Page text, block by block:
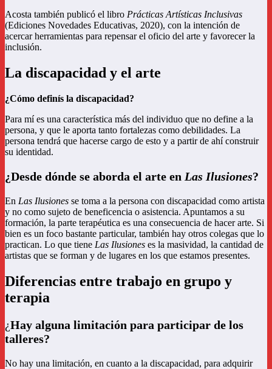
Acosta también publicó el libro Prácticas Artísticas Inclusivas
(Ediciones Novedades Educativas, 2020), con la intención de
acercar herramientas para repensar el oficio del arte y favorecer la
inclusión.
La discapacidad y el arte
¿Cómo definís la discapacidad?
Para mí es una característica más del individuo que no define a la
persona, y que le aporta tanto fortalezas como debilidades. La
persona tendrá que hacerse cargo de esto y a partir de ahí construir
su identidad.
¿Desde dónde se aborda el arte en Las Ilusiones?
En Las Ilusiones se toma a la persona con discapacidad como artista
y no como sujeto de beneficencia o asistencia. Apuntamos a su
formación, la parte terapéutica es una consecuencia de hacer arte. Si
bien es un foco bastante particular, también hay otros colegas que lo
practican. Lo que tiene Las Ilusiones es la masividad, la cantidad de
artistas que se forman y de lugares en los que estamos presentes.
Diferencias entre trabajo en grupo y
terapia
¿Hay alguna limitación para participar de los
talleres?
No hay una limitación, en cuanto a la discapacidad, para adquirir